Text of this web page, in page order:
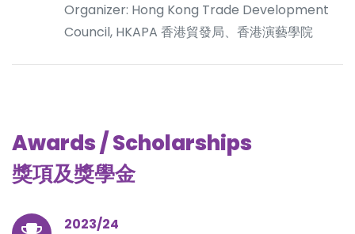
Organizer: Hong Kong Trade Development
Council, HKAPA 香港貿發局、香港演藝學院
Awards / Scholarships
獎項及獎學金
2023/24